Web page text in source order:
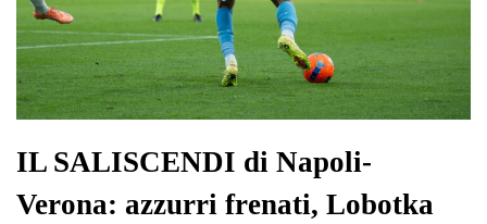
IL SALISCENDI di Napoli-
Verona: azzurri frenati, Lobotka